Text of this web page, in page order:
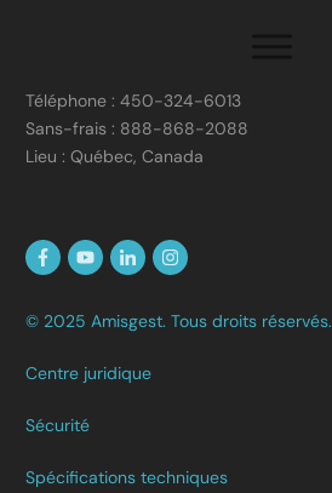
Téléphone : 450-324-6013
Sans-frais : 888-868-2088
Lieu : Québec, Canada
© 2025 Amisgest. Tous droits réservés.
Centre juridique
Sécurité
Spécifications techniques